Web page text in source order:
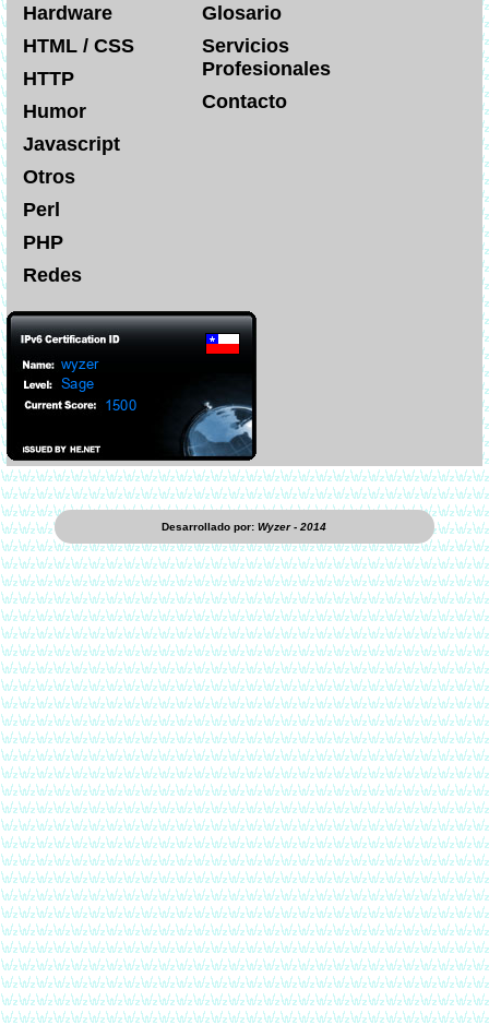
Hardware
HTML / CSS
HTTP
Humor
Javascript
Otros
Perl
PHP
Redes
Glosario
Servicios
Profesionales
Contacto
Desarrollado por:Wyzer - 2014